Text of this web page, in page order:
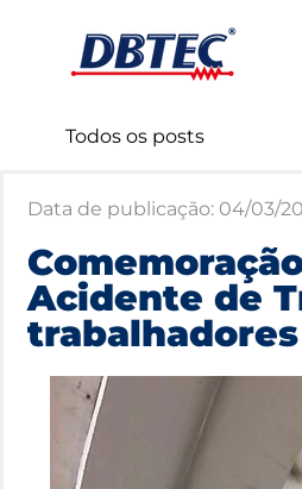
Todos os posts
Data de publicação: 04/03/
Acidente de
trabalhadores